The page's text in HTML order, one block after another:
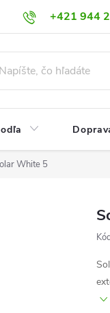
+421 944
práve u nás?
White 5